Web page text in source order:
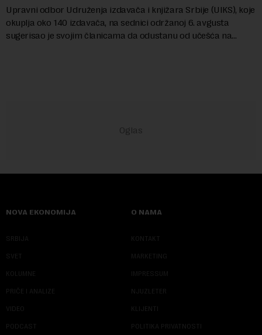
Upravni odbor Udruženja izdavača i knjižara Srbije (UIKS), koje
okuplja oko 140 izdavača, na sednici održanoj 6. avgusta
sugerisao je svojim članicama da odustanu od učešća na
NOVA EKONOMIJA
SRBIJA
SVET
KOLUMNE
PRIČE I ANALIZE
VIDEO
PODCAST
O NAMA
KONTAKT
MARKETING
IMPRESSUM
NJUZLETER
KLIJENTI
POLITIKA PRIVATNOSTI